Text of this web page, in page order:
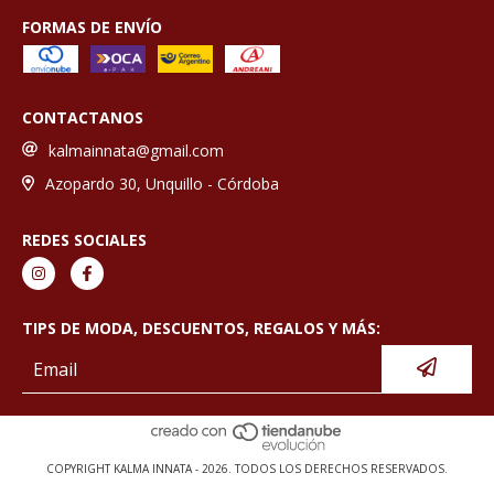
FORMAS DE ENVÍO
CONTACTANOS
kalmainnata@gmail.com
Azopardo 30, Unquillo - Córdoba
REDES SOCIALES
TIPS DE MODA, DESCUENTOS, REGALOS Y MÁS:
COPYRIGHT KALMA INNATA - 2026. TODOS LOS DERECHOS RESERVADOS.